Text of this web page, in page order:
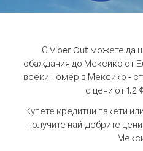
С Viber Out можете да
обаждания до Мексико от
всеки номер в Мексико -
с цени от 1.2
Купете кредитни пакети
получите най-добрите